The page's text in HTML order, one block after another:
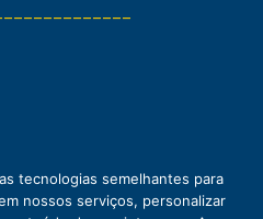
tecnologias semelhantes para
nossos serviços, personalizar